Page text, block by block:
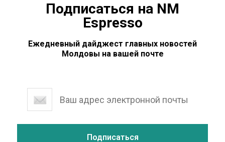
Подписаться на NM
Espresso
Ежедневный дайджест главных новостей
Молдовы на вашей почте